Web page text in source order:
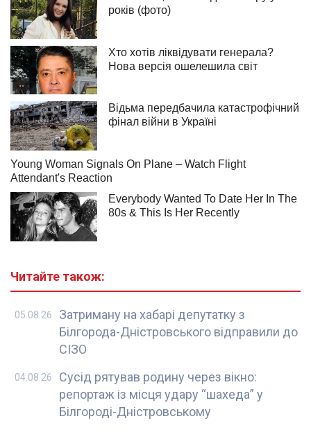
Читайте також:
Затриману на хабарі депутатку з
Білгорода-Дністровського відправили до
СІЗО
05.08.26
Сусід рятував родину через вікно:
репортаж із місця удару “шахеда” у
Білгороді-Дністровському
04.08.26